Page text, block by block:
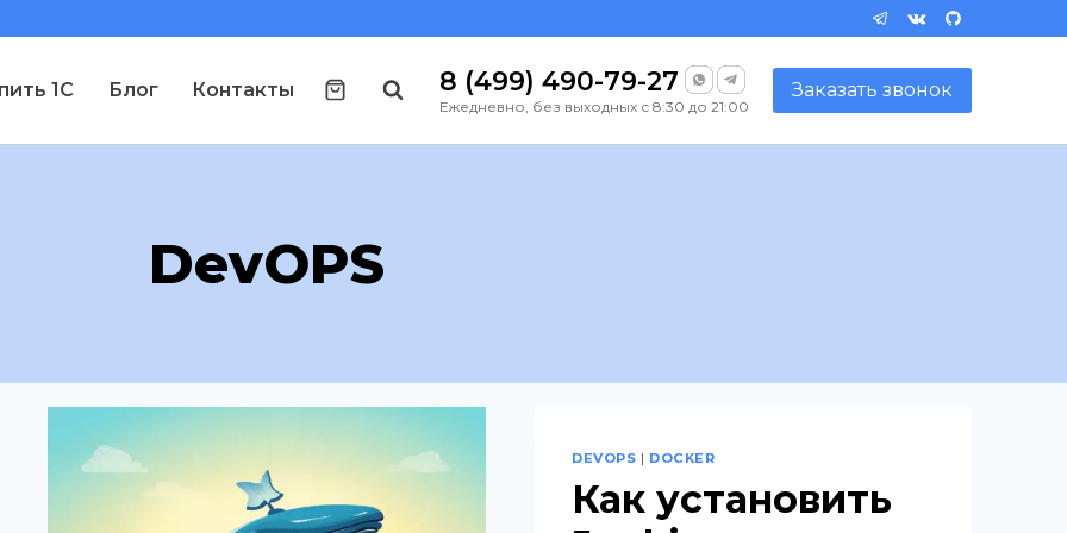
1С Блог Контакты 8 (499) 490-79-27
Ежедневно, без выходных с 8:30 до 21:00
Заказать звонок
DevOPS
DEVOPS | DOCKER
Как установить